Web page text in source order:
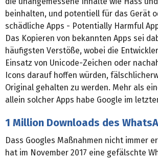
beinhalten, und potentiell für das Gerät
schädliche Apps - Potentially Harmful
Das Kopieren von bekannten Apps sei
häufigsten Verstöße, wobei die
Einsatz von Unicode-Zeichen oder
Icons darauf hoffen würden,
Original gehalten zu werden. Mehr als
allein solcher Apps habe Google im
1 Million Downloads des
Dass Googles Maßnahmen nicht immer
hat im November 2017 eine gefälschte